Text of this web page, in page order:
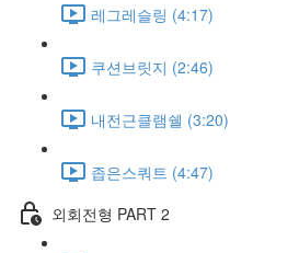
레그레슬링 (4:17)
쿠션브릿지 (2:46)
내전근클램쉘 (3:20)
좁은스쿼트 (4:47)
외회전형 PART 2